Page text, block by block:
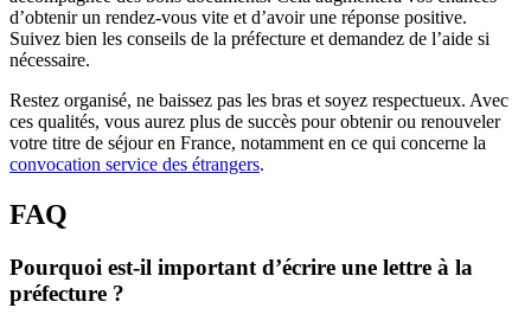
d’obtenir un rendez-vous vite et d’avoir une réponse positive.
Suivez bien les conseils de la préfecture et demandez de l’aide si
nécessaire.
Restez organisé, ne baissez pas les bras et soyez respectueux. Avec
ces qualités, vous aurez plus de succès pour obtenir ou renouveler
votre titre de séjour en France, notamment en ce qui concerne la
convocation service des étrangers.
FAQ
Pourquoi est-il important d’écrire une lettre à la
préfecture ?